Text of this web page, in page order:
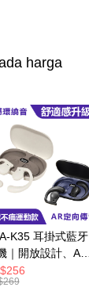
harga
K35 耳掛式藍牙
｜開放設計、AR
傳音